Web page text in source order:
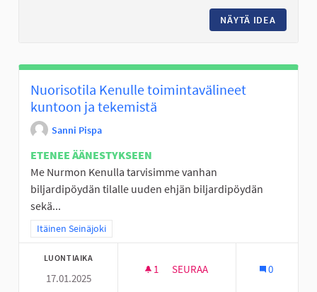
NÄYTÄ IDEA
Nuorisotila Kenulle toimintavälineet
kuntoon ja tekemistä
Sanni Pispa
ETENEE ÄÄNESTYKSEEN
Me Nurmon Kenulla tarvisimme vanhan
biljardipöydän tilalle uuden ehjän biljardipöydän
sekä...
Rajaa tulokset teeman mukaan: Itäinen Seinäjoki
Itäinen Seinäjoki
LUONTIAIKA
17.01.2025
1 1 SEURAAJA
SEURAA 0